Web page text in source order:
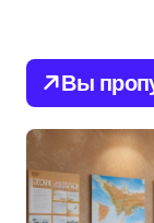
Вы